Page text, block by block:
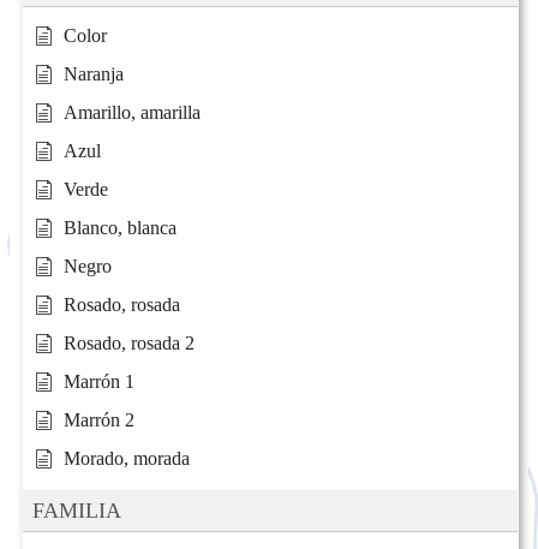
Color
Naranja
Amarillo, amarilla
Azul
Verde
Blanco, blanca
Negro
Rosado, rosada
Rosado, rosada 2
Marrón 1
Marrón 2
Morado, morada
FAMILIA